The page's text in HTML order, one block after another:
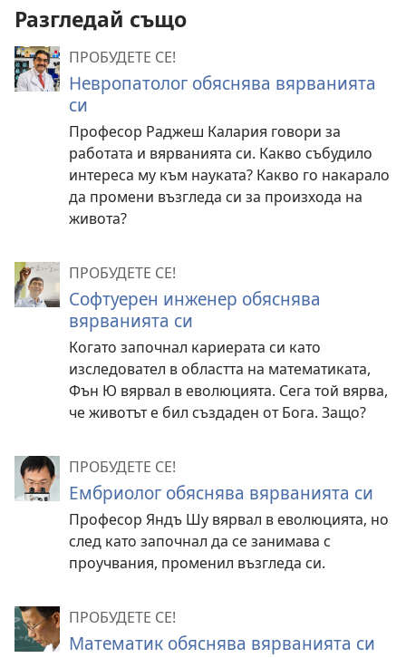
Разгледай също
ПРОБУДЕТЕ СЕ!
Невропатолог обяснява вярванията
си
Професор Раджеш Калария говори за
работата и вярванията си. Какво събудило
интереса му към науката? Какво го накарало
да промени възгледа си за произхода на
живота?
ПРОБУДЕТЕ СЕ!
Софтуерен инженер обяснява
вярванията си
Когато започнал кариерата си като
изследовател в областта на математиката,
Фън Ю вярвал в еволюцията. Сега той вярва,
че животът е бил създаден от Бога. Защо?
ПРОБУДЕТЕ СЕ!
Ембриолог обяснява вярванията си
Професор Яндъ Шу вярвал в еволюцията, но
след като започнал да се занимава с
проучвания, променил възгледа си.
ПРОБУДЕТЕ СЕ!
Математик обяснява вярванията си